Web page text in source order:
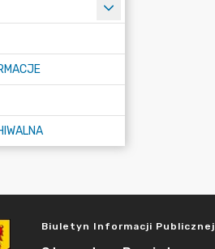
Biuletyn Informacji Publicznej